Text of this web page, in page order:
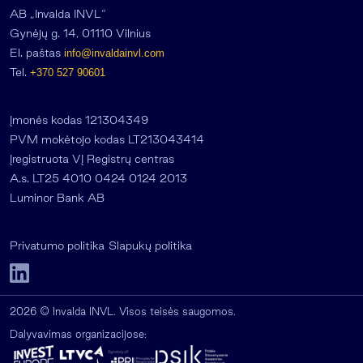
AB „Invalda INVL“
Gynėjų g. 14, 01110 Vilnius
El. paštas info@invaldainvl.com
Tel. +370 527 90601
Įmonės kodas 121304349
PVM mokėtojo kodas LT213043414
Įregistruota VĮ Registrų centras
A.s. LT25 4010 0424 0124 2013
Luminor Bank AB
Privatumo politika Slapukų politika
2026 © Invalda INVL. Visos teisės saugomos.
Dalyvavimas organizacijose: